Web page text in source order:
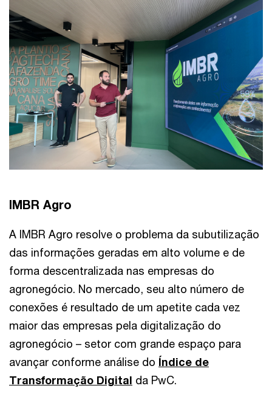
IMBR Agro
A IMBR Agro resolve o problema da subutilização
das informações geradas em alto volume e de
forma descentralizada nas empresas do
agronegócio. No mercado, seu alto número de
conexões é resultado de um apetite cada vez
maior das empresas pela digitalização do
agronegócio – setor com grande espaço para
avançar conforme análise do Índice de
Transformação Digital da PwC.